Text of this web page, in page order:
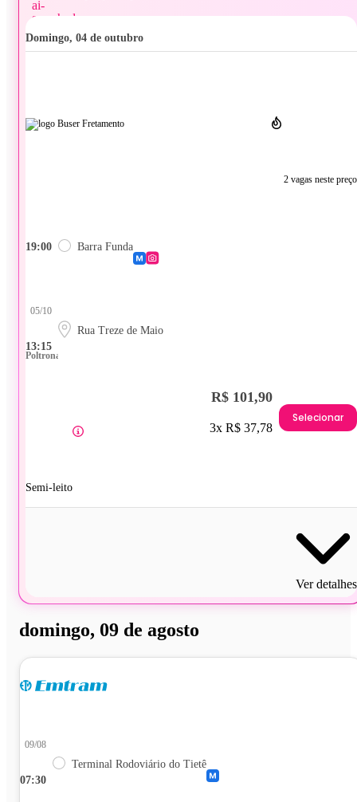
domingo, 04 de outubro
2 vagas neste preço
19:00 Barra Funda
13:15
05/10
Rua Treze de Maio
Poltrona
Semi-leito
R$ 101,90
3x R$ 37,78
Selecionar
Ver detalhes
domingo, 09 de agosto
07:30
09/08
Terminal Rodoviário do Tietê